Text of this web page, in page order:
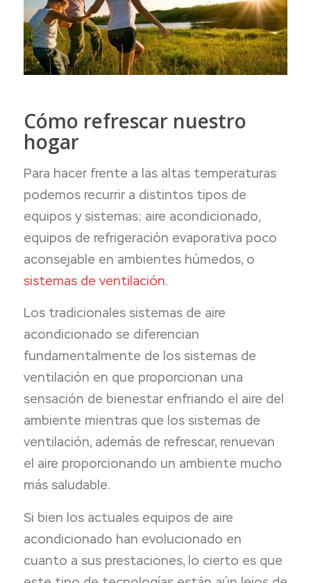
Cómo refrescar nuestro
hogar
Para hacer frente a las altas temperaturas
podemos recurrir a distintos tipos de
equipos y sistemas; aire acondicionado,
equipos de refrigeración evaporativa poco
aconsejable en ambientes húmedos, o
sistemas de ventilación.
Los tradicionales sistemas de aire
acondicionado se diferencian
fundamentalmente de los sistemas de
ventilación en que proporcionan una
sensación de bienestar enfriando el aire del
ambiente mientras que los sistemas de
ventilación, además de refrescar, renuevan
el aire proporcionando un ambiente mucho
más saludable.
Si bien los actuales equipos de aire
acondicionado han evolucionado en
cuanto a sus prestaciones, lo cierto es que